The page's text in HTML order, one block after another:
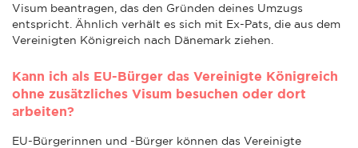
Visum beantragen, das den Gründen deines Umzugs
entspricht. Ähnlich verhält es sich mit Ex-Pats, die aus dem
Vereinigten Königreich nach Dänemark ziehen.
Kann ich als EU-Bürger das Vereinigte Königreich
ohne zusätzliches Visum besuchen oder dort
arbeiten?
EU-Bürgerinnen und -Bürger können das Vereinigte